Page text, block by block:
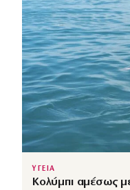
ΥΓΕΙΑ
Κολύμπι αμέσως